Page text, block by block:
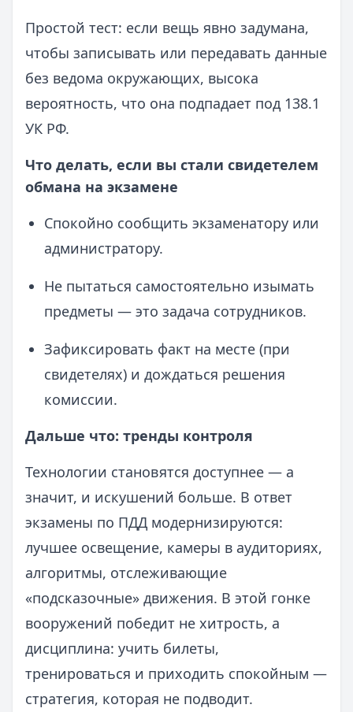
Простой тест: если вещь явно задумана,
чтобы записывать или передавать данные
без ведома окружающих, высока
вероятность, что она подпадает под 138.1
УК РФ.
Что делать, если вы стали свидетелем
обмана на экзамене
Спокойно сообщить экзаменатору или
администратору.
Не пытаться самостоятельно изымать
предметы — это задача сотрудников.
Зафиксировать факт на месте (при
свидетелях) и дождаться решения
комиссии.
Дальше что: тренды контроля
Технологии становятся доступнее — а
значит, и искушений больше. В ответ
экзамены по ПДД модернизируются:
лучшее освещение, камеры в аудиториях,
алгоритмы, отслеживающие
«подсказочные» движения. В этой гонке
вооружений победит не хитрость, а
дисциплина: учить билеты,
тренироваться и приходить спокойным —
стратегия, которая не подводит.